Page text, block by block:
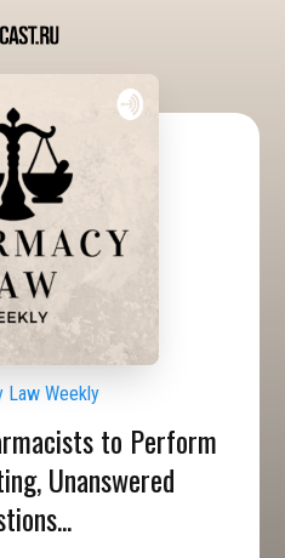
Law Weekly
to Perform
Unanswered